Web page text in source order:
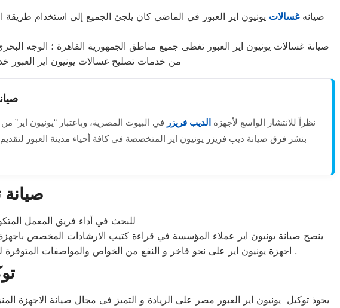
صيانهغسالات يونيون اير العبور في الماضي كان يلجئ الجميع إلى استخدام
صيانة غسالات يونيون اير العبور تغطى جميع مناطق الجمهورية القاهرة ؛ الوجه
من خدمات تصليح غسالات يونيون اير العبور
نظراً للانتشار الواسع لأجهزة الديب فريزر في البيوت المصرية، وباعتبار “يونيون اير”
بنشر فرق صيانة ديب فريزر يونيون اير المتخصصة في كافة أحياء مدينة العبور
صيانة
للبحث في أداء فريق المعمل
ينصح صيانة يونيون اير عملاء المؤسسة في قراءة كتيب الارشادات المخصص
اجهزة يونيون اير على نحو فاخر و النفع من الخواص والمواصفات المتوفرة لكل جهاز ثالثا أسلوب الاتصال مع ممثلى خدمة عملاء يونيون اير أو وكلاء الصيانة فى كل دولة من دول العالم .
يحوذ توكيل يونيون اير العبور مصر على الريادة و التميز فى مجال صيانة الاجهزة